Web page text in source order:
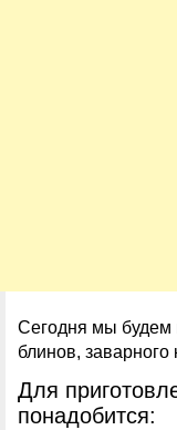
Сегодня мы будем
блинов,
Для
понадобится: